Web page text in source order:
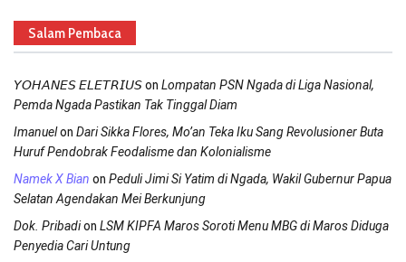
Salam Pembaca
𝘠𝘖𝘏𝘈𝘕𝘌𝘚 𝘌𝘓𝘌𝘛𝘙𝘐𝘜𝘚on Lompatan PSN Ngada di Liga Nasional,
Pemda Ngada Pastikan Tak Tinggal Diam
Imanuelon Dari Sikka Flores, Mo’an Teka Iku Sang Revolusioner Buta
Huruf Pendobrak Feodalisme dan Kolonialisme
Namek X Bian on Peduli Jimi Si Yatim di Ngada, Wakil Gubernur Papua
Selatan Agendakan Mei Berkunjung
Dok. Pribadion LSM KIPFA Maros Soroti Menu MBG di Maros Diduga
Penyedia Cari Untung